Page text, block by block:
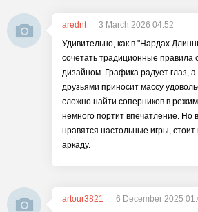
arednt
3 March 2026 04:52
Удивительно, как в "Нардах
сочетать традиционные правила
дизайном. Графика радует глаз, а
друзьями приносит массу
сложно найти соперников в
немного портит впечатление. Но
нравятся настольные игры,
аркаду.
artour3821
6 December 2025